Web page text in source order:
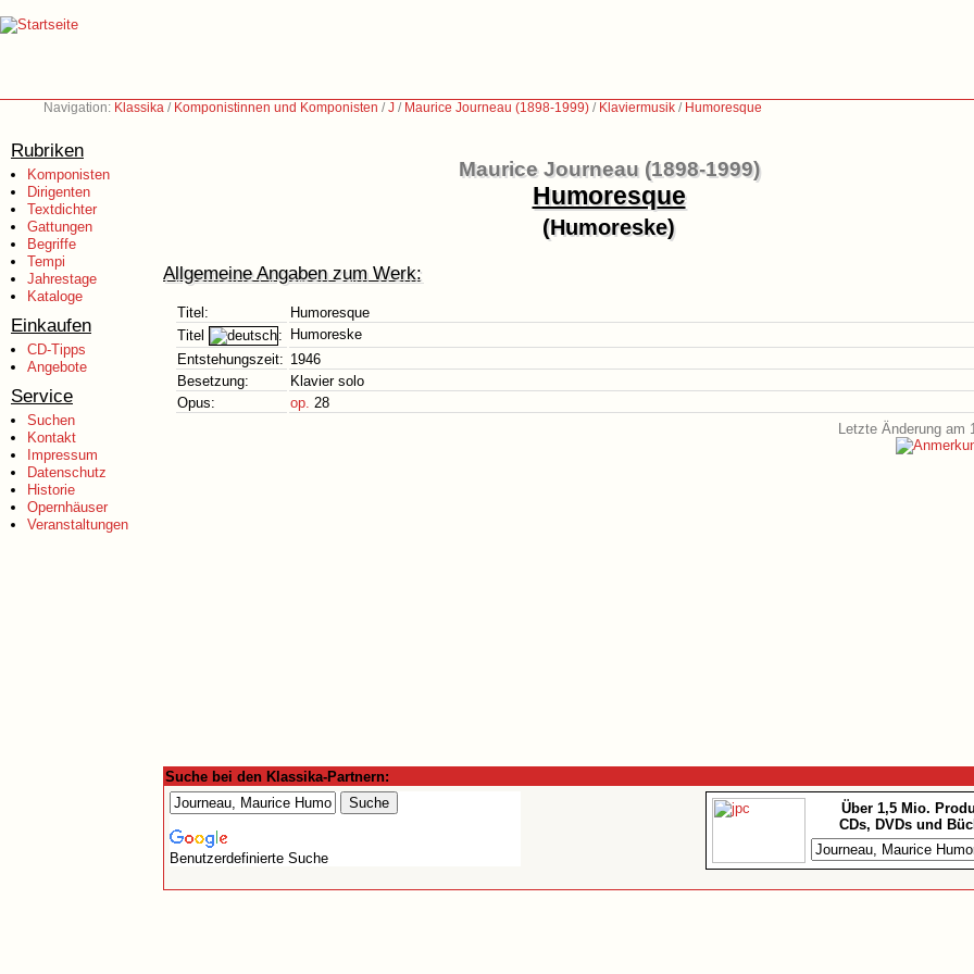
Navigation: Klassika / Komponistinnen und Komponisten /J / Maurice Journeau (1898-1999) / Klaviermusik / Humoresque
Rubriken
Komponisten
Dirigenten
Textdichter
Gattungen
Begriffe
Tempi
Jahrestage
Kataloge
Einkaufen
CD-Tipps
Angebote
Service
Suchen
Kontakt
Impressum
Datenschutz
Historie
Opernhäuser
Veranstaltungen
Maurice Journeau (1898-1999)
Humoresque
(Humoreske)
Allgemeine Angaben zum Werk:
Titel:
Humoresque
Titel
:
Humoreske
Entstehungszeit: 1946
Besetzung:
Klavier solo
Opus:
op. 28
Letzte Änderung am
Suche bei den Klassika-Partnern:
Benutzerdefinierte Suche
Über 1,5 Mio.
CDs, DVDs und